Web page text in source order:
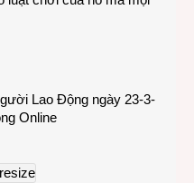
Lao Động ngày 23-3-
Online